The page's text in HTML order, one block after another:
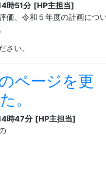
時51分 [HP主担当]
価、令和５年度の計画につ
さい。
ページを更
。
時47分 [HP主担当]